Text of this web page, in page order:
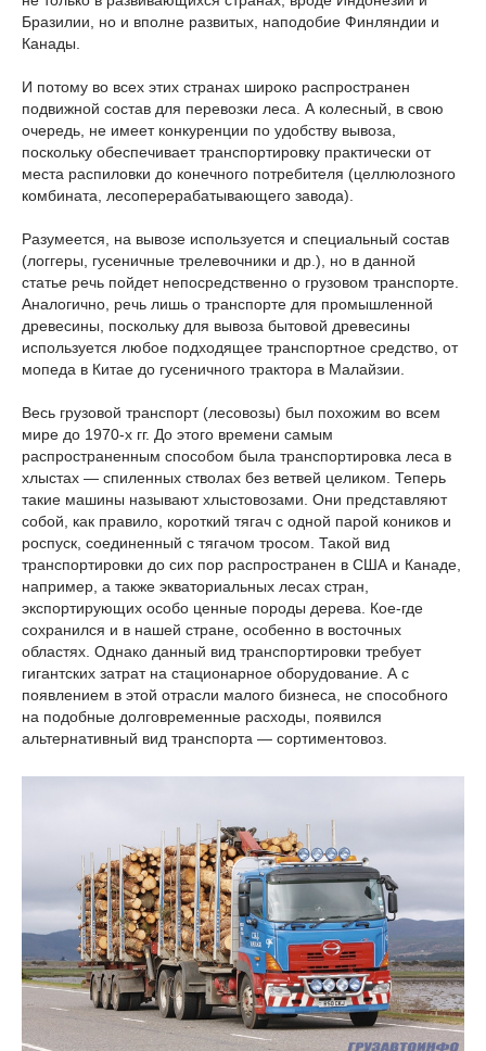
Бразилии, но и вполне развитых, наподобие Финляндии и
Канады.
И потому во всех этих странах широко распространен
подвижной состав для перевозки леса. А колесный, в свою
очередь, не имеет конкуренции по удобству вывоза,
поскольку обеспечивает транспортировку практически от
места распиловки до конечного потребителя (целлюлозного
комбината, лесоперерабатывающего завода).
Разумеется, на вывозе используется и специальный состав
(логгеры, гусеничные трелевочники и др.), но в данной
статье речь пойдет непосредственно о грузовом транспорте.
Аналогично, речь лишь о транспорте для промышленной
древесины, поскольку для вывоза бытовой древесины
используется любое подходящее транспортное средство, от
мопеда в Китае до гусеничного трактора в Малайзии.
Весь грузовой транспорт (лесовозы) был похожим во всем
мире до 1970-х гг. До этого времени самым
распространенным способом была транспортировка леса в
хлыстах — спиленных стволах без ветвей целиком. Теперь
такие машины называют хлыстовозами. Они представляют
собой, как правило, короткий тягач с одной парой коников и
роспуск, соединенный с тягачом тросом. Такой вид
транспортировки до сих пор распространен в США и Канаде,
например, а также экваториальных лесах стран,
экспортирующих особо ценные породы дерева. Кое-где
сохранился и в нашей стране, особенно в восточных
областях. Однако данный вид транспортировки требует
гигантских затрат на стационарное оборудование. А с
появлением в этой отрасли малого бизнеса, не способного
на подобные долговременные расходы, появился
альтернативный вид транспорта — сортиментовоз.